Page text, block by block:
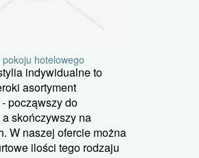
hotelowego
indywidualne to
asortyment
począwszy do
skończywszy na
W naszej ofercie można
ilości tego rodzaju